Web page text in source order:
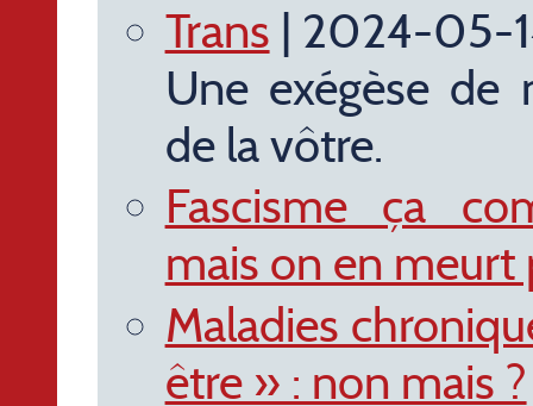
Trans | 2024-05-
Une exégèse de
de la vôtre.
Fascisme ça
mais on en meurt
Maladies
être » : non mais ?